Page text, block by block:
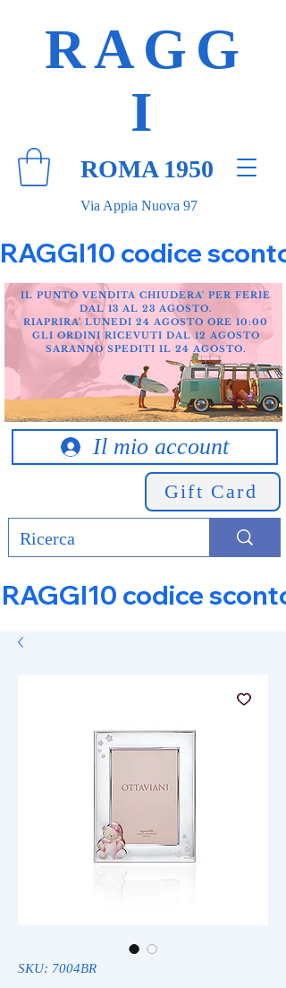
Via Appia Nuova 97
RAGG
I
ROMA 1950
RAGGI10 codice
Il mio account
Gift Card
IL PUNTO VENDITA CHIUDERA' PER FERIE
DAL 13 AL 23 AGOSTO.
RIAPRIRA' LUNEDI 24 AGOSTO ORE 10:00
GLI ORDINI RICEVUTI DAL 12 AGOSTO
SARANNO SPEDITI IL 24 AGOSTO.
RAGGI10 codice
SKU: 7004BR